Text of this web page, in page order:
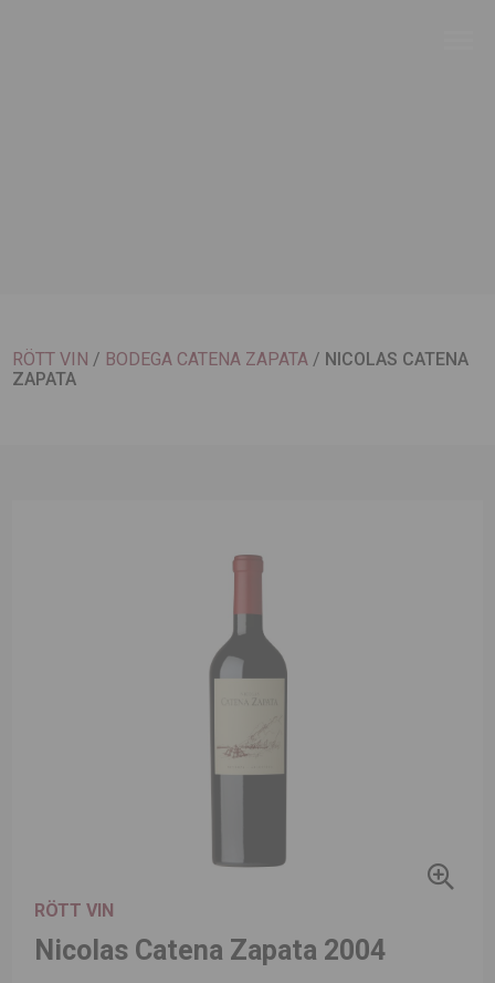
RÖTT VIN / BODEGA CATENA ZAPATA / NICOLAS CATENA
ZAPATA
RÖTT VIN
Nicolas Catena Zapata 2004